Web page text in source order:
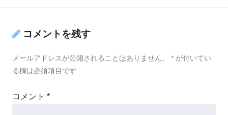
コメントを残す
メールアドレスが公開されることはありません。 * が付いてい
る欄は必須項目です
コメント *